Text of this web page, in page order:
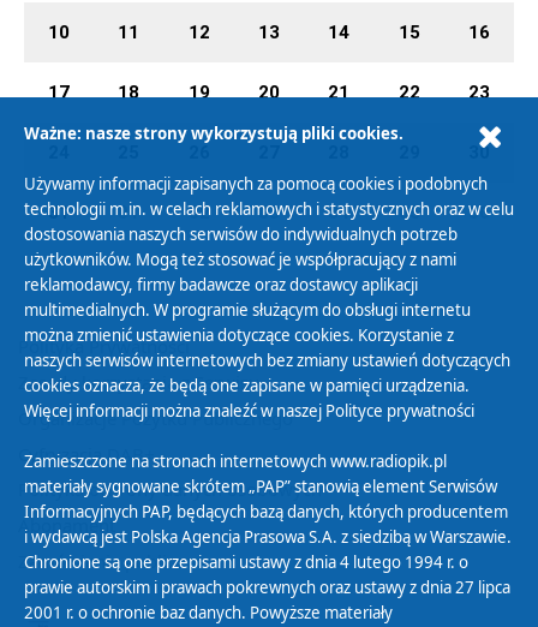
10 11 12 13 14 15 16
17 18 19 20 21 22 23
30
31 01 02 03 04 05 06
Polityka Prywatności
Zasady korzystania z Serwisu
Organizacje Pożytku Publicznego
Cyfryzacja DAB+
Polityka ochrony danych osobowych
Abonament
Zamówienia publiczne
Ważne: nasze strony wykorzystują pliki cookies.
Używamy informacji zapisanych za pomocą cookies i podobnych
technologii m.in. w celach reklamowych i statystycznych oraz w celu
dostosowania naszych serwisów do indywidualnych potrzeb
użytkowników. Mogą też stosować je współpracujący z nami
reklamodawcy, firmy badawcze oraz dostawcy aplikacji
multimedialnych. W programie służącym do obsługi internetu
można zmienić ustawienia dotyczące cookies. Korzystanie z
naszych serwisów internetowych bez zmiany ustawień dotyczących
cookies oznacza, że będą one zapisane w pamięci urządzenia.
Więcej informacji można znaleźć w naszej Polityce prywatności
Zamieszczone na stronach internetowych www.radiopik.pl
materiały sygnowane skrótem „PAP” stanowią element Serwisów
Informacyjnych PAP, będących bazą danych, których producentem
i wydawcą jest Polska Agencja Prasowa S.A. z siedzibą w Warszawie.
Chronione są one przepisami ustawy z dnia 4 lutego 1994 r. o
prawie autorskim i prawach pokrewnych oraz ustawy z dnia 27 lipca
2001 r. o ochronie baz danych. Powyższe materiały